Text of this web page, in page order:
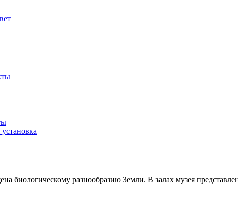
биологическому разнообразию Земли. В залах музея